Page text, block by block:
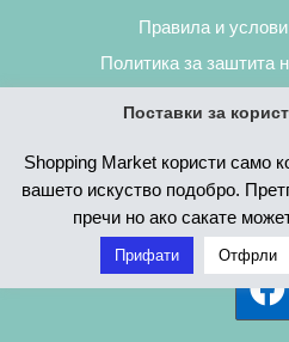
Правила и
Политика за заштита
Поставки за
Shopping Market користи само
вашето искуство подобро.
пречи но ако сакате
Прифати Отфрли